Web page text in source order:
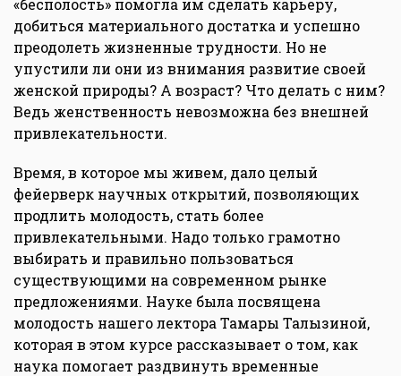
«бесполость» помогла им сделать карьеру,
добиться материального достатка и успешно
преодолеть жизненные трудности. Но не
упустили ли они из внимания развитие своей
женской природы? А возраст? Что делать с ним?
Ведь женственность невозможна без внешней
привлекательности.
Время, в которое мы живем, дало целый
фейерверк научных открытий, позволяющих
продлить молодость, стать более
привлекательными. Надо только грамотно
выбирать и правильно пользоваться
существующими на современном рынке
предложениями. Науке была посвящена
молодость нашего лектора Тамары Талызиной,
которая в этом курсе рассказывает о том, как
наука помогает раздвинуть временные